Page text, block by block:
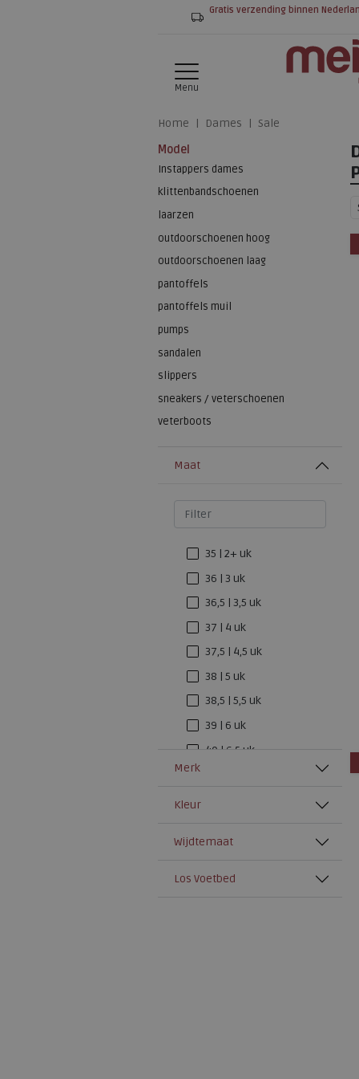
Gratis verzending binnen
Menu
Home Dames
Sale
Model
Instappers dames
klittenbandschoenen
laarzen
outdoorschoenen hoog
outdoorschoenen laag
pantoffels
pantoffels muil
pumps
sandalen
slippers
sneakers / veterschoenen
veterboots
Maat
35 | 2+ uk
36 | 3 uk
36,5 | 3,5 uk
37 | 4 uk
37,5 | 4,5 uk
38 | 5 uk
38,5 | 5,5 uk
39 | 6 uk
40 | 6,5 uk
42 | 8 uk
42,5 | 8,5 uk
Merk
Kleur
Wijdtemaat
Los Voetbed